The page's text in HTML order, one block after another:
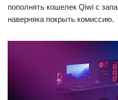
пополнять кошелек Qiwi с
наверняка покрыть комиссию.